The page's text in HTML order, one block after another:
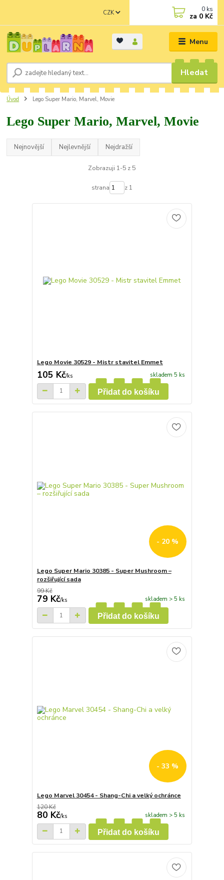
Menu
CZK
Hledat
0 ks
za 0 Kč
Úvod Lego Super Mario, Marvel, Movie
Lego Super Mario, Marvel, Movie
Nejnovější Nejlevnější Nejdražší
Zobrazuji 1-5 z 5
strana z 1
Lego Movie 30529 - Mistr stavitel Emmet
105 Kč/ks skladem 5 ks
Přidat do košíku
- 20 %
Lego Super Mario 30385 - Super Mushroom –
rozšiřující sada
99 Kč
79 Kč/ks skladem > 5 ks
Přidat do košíku
- 33 %
Lego Marvel 30454 - Shang-Chi a velký ochránce
120 Kč
80 Kč/ks skladem > 5 ks
Přidat do košíku